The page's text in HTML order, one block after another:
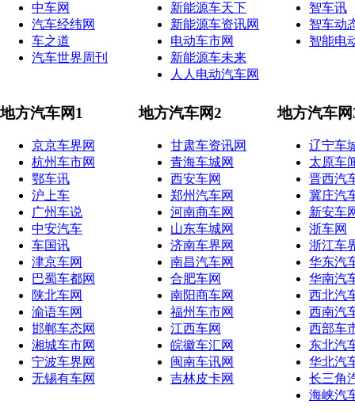
中车网
汽车经纬网
车之道
汽车世界周刊
新能源车天下
新能源车资讯网
电动车市网
新能源车未来
人人电动汽车网
智车讯
智车动
智能电
地方汽车网1
京京车界网
杭州车市网
鄂车讯
沪上车
广州车说
中安汽车
车国讯
津京车网
巴蜀车都网
陕北车网
渝语车网
邯郸车态网
湘城车市网
宁波车界网
无锡有车网
地方汽车网2
甘肃车资讯网
青海车城网
西安车网
郑州汽车网
河南商车网
山东车城网
济南车界网
南昌汽车网
合肥车网
南阳商车网
福州车市网
江西车网
皖徽车汇网
闽南车讯网
吉林皮卡网
地方汽车网
辽宁车
太原车
晋西汽
冀庄汽
新安车
浙车网
浙江车
华东汽
华南汽
西北汽
西南汽
西部车
东北汽
华北汽
长三角
海峡汽